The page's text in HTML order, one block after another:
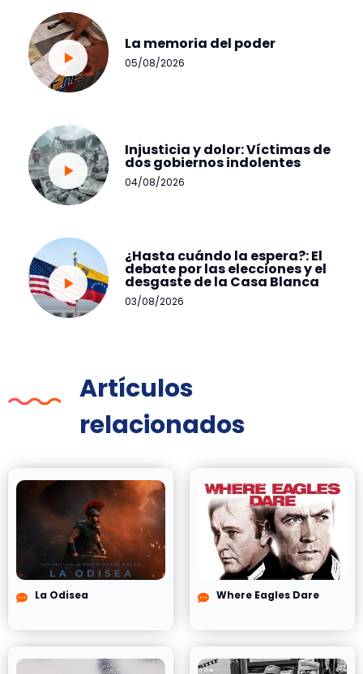
La memoria del poder
05/08/2026
Injusticia y dolor: Víctimas de
dos gobiernos indolentes
04/08/2026
¿Hasta cuándo la espera?: El
debate por las elecciones y el
desgaste de la Casa Blanca
03/08/2026
Artículos
relacionados
La Odisea Where Eagles Dare